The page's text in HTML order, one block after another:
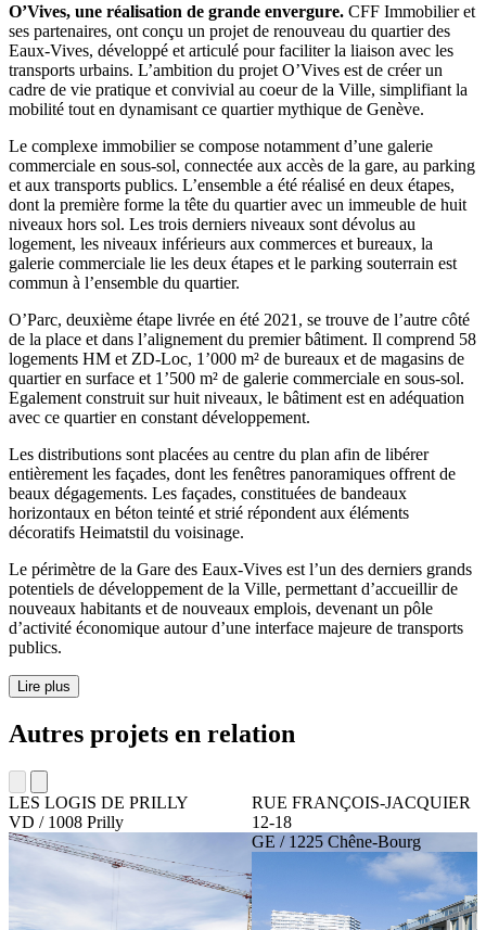
O’Vives, une réalisation de grande envergure. CFF Immobilier et
ses partenaires, ont conçu un projet de renouveau du quartier des
Eaux-Vives, développé et articulé pour faciliter la liaison avec les
transports urbains. L’ambition du projet O’Vives est de créer un
cadre de vie pratique et convivial au coeur de la Ville, simplifiant la
mobilité tout en dynamisant ce quartier mythique de Genève.
Le complexe immobilier se compose notamment d’une galerie
commerciale en sous-sol, connectée aux accès de la gare, au parking
et aux transports publics. L’ensemble a été réalisé en deux étapes,
dont la première forme la tête du quartier avec un immeuble de huit
niveaux hors sol. Les trois derniers niveaux sont dévolus au
logement, les niveaux inférieurs aux commerces et bureaux, la
galerie commerciale lie les deux étapes et le parking souterrain est
commun à l’ensemble du quartier.
O’Parc, deuxième étape livrée en été 2021, se trouve de l’autre côté
de la place et dans l’alignement du premier bâtiment. Il comprend 58
logements HM et ZD-Loc, 1’000 m² de bureaux et de magasins de
quartier en surface et 1’500 m² de galerie commerciale en sous-sol.
Egalement construit sur huit niveaux, le bâtiment est en adéquation
avec ce quartier en constant développement.
Les distributions sont placées au centre du plan afin de libérer
entièrement les façades, dont les fenêtres panoramiques offrent de
beaux dégagements. Les façades, constituées de bandeaux
horizontaux en béton teinté et strié répondent aux éléments
décoratifs Heimatstil du voisinage.
Le périmètre de la Gare des Eaux-Vives est l’un des derniers grands
potentiels de développement de la Ville, permettant d’accueillir de
nouveaux habitants et de nouveaux emplois, devenant un pôle
d’activité économique autour d’une interface majeure de transports
publics.
Lire plus
Autres projets en relation
LES LOGIS DE PRILLY
VD / 1008 Prilly
RUE FRANÇOIS-JACQUIER
12-18
GE / 1225 Chêne-Bourg